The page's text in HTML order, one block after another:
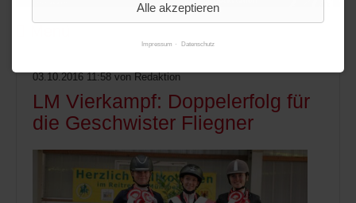
03.10.2016 11:58 von Redaktion
LM Vierkampf: Doppelerfolg für
die Geschwister Fliegner
Alle akzeptieren
Impressum Datenschutz